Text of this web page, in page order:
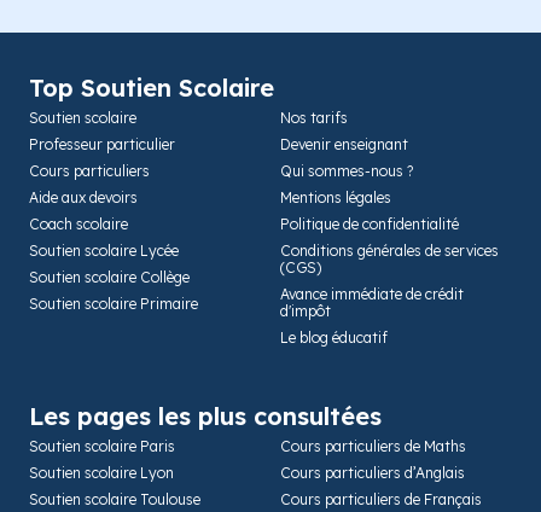
Top Soutien Scolaire
Soutien scolaire
Professeur particulier
Cours particuliers
Aide aux devoirs
Coach scolaire
Soutien scolaire Lycée
Soutien scolaire Collège
Soutien scolaire Primaire
Nos tarifs
Devenir enseignant
Qui sommes-nous ?
Mentions légales
Politique de confidentialité
Conditions générales de services
(CGS)
Avance immédiate de crédit
d'impôt
Le blog éducatif
Les pages les plus consultées
Soutien scolaire Paris
Soutien scolaire Lyon
Soutien scolaire Toulouse
Cours particuliers de Maths
Cours particuliers d’Anglais
Cours particuliers de Français